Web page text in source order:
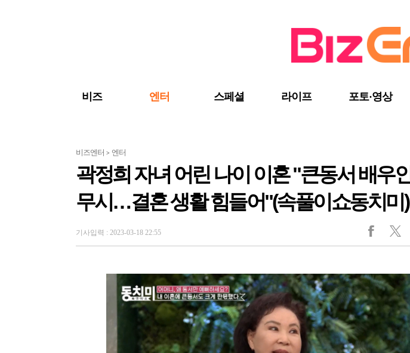
비즈 엔터 스페셜 라이프 포토·영상
비즈엔터 > 엔터
곽정희 자녀 어린 나이 이혼 "큰동서 배우
무시…결혼 생활 힘들어"(속풀이쇼동치미)
기사입력 : 2023-03-18 22:55